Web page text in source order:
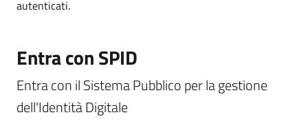
autenticati.
Entra con SPID
Entra con il Sistema Pubblico per la gestione
dell'Identità Digitale